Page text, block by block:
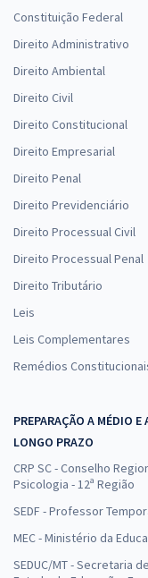
Constituição Federal
Direito Administrativo
Direito Ambiental
Direito Civil
Direito Constitucional
Direito Empresarial
Direito Penal
Direito Previdenciário
Direito Processual Civil
Direito Processual Penal
Direito Tributário
Leis
Leis Complementares
Remédios
PREPARAÇÃO A MÉDIO E
LONGO PRAZO
CRP SC - Conselho
Psicologia - 12ª Região
SEDF - Professor
MEC - Ministério da
SEDUC/MT - Secretaria de